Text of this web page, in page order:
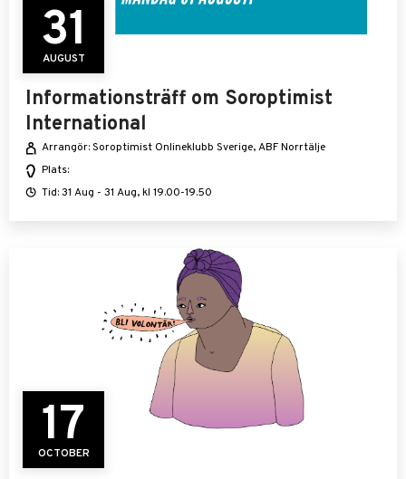
31
AUGUST
Informationsträff om Soroptimist
International
Arrangör: Soroptimist Onlineklubb Sverige, ABF Norrtälje
Plats:
Tid: 31 Aug - 31 Aug, kl 19.00-19.50
17
OCTOBER